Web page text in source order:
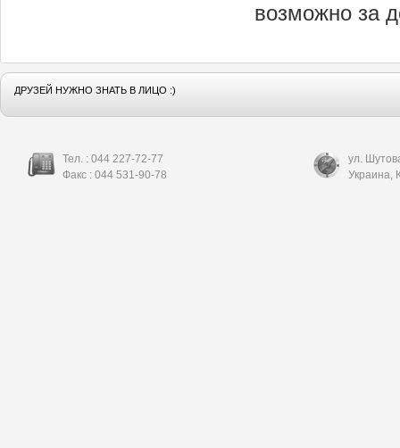
возможно за
ДРУЗЕЙ НУЖНО ЗНАТЬ В ЛИЦО :)
Тел. : 044 227-72-77
Факс : 044 531-90-78
ул.
Украина,